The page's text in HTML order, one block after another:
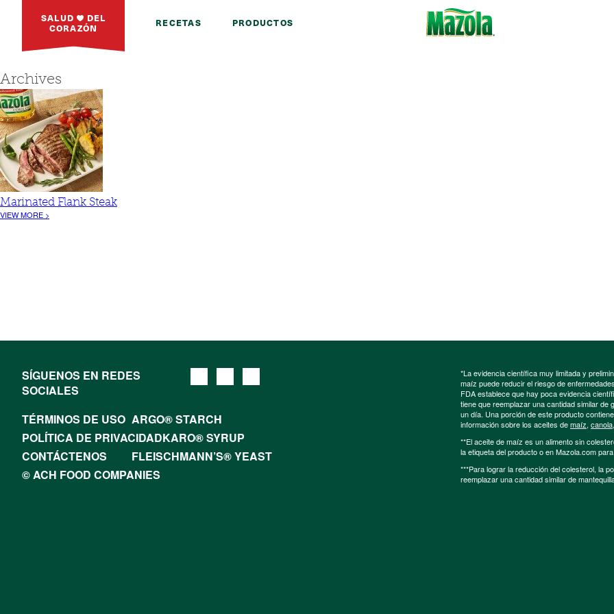
SALUD DEL
CORAZÓN RECETAS PRODUCTOS
Archives
Marinated Flank Steak
VIEW MORE >
SÍGUENOS EN REDES
SOCIALES
TÉRMINOS DE USO ARGO® STARCH
POLÍTICA DE PRIVACIDADKARO® SYRUP
CONTÁCTENOS
FLEISCHMANN’S® YEAST
© ACH FOOD COMPANIES
*La evidencia científica muy limitada y
maíz puede reducir el riesgo de
FDA establece que hay poca evidencia
tiene que reemplazar una cantidad similar
un día. Una porción de este producto
información sobre los aceites demaíz, canola,
**El aceite de maíz es un alimento sin
la etiqueta del producto o en Mazola.com
***Para lograr la reducción del colesterol, la
reemplazar una cantidad similar de